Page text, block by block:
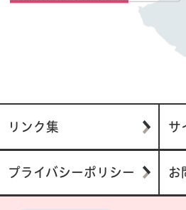
リンク集 サ
プライバシーポリシー お